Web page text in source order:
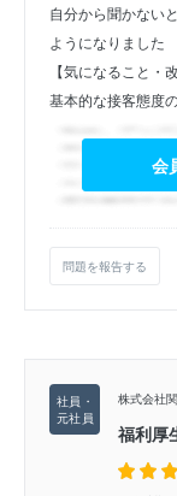
自分から聞かない
ようになりました
【気になること・
基本的な接客態度
会
問題を報告する
株式会社
福利厚